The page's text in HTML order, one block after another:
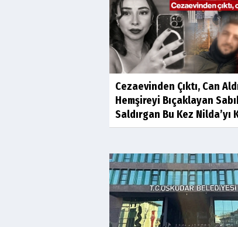
Cezaevinden Çıktı, Can
Hemşireyi Bıçaklayan
Saldırgan Bu Kez